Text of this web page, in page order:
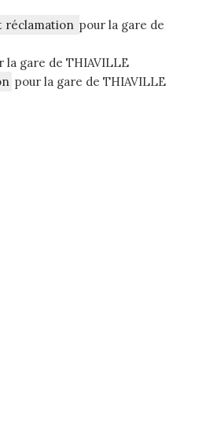
réclamation pour la gare de
la gare de THIAVILLE
pour la gare de THIAVILLE